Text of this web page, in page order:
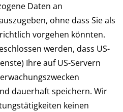
Daten an
ohne dass Sie als
vorgehen könnten.
werden, dass US-
Ihre auf US-Servern
dauerhaft speichern. Wir
keinen